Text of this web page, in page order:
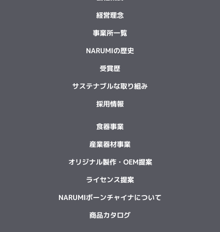
経営理念
事業所一覧
NARUMIの歴史
受賞歴
サステナブルな取り組み
採用情報
食器事業
産業器材事業
オリジナル製作・OEM提案
ライセンス提案
NARUMIボーンチャイナについて
商品カタログ